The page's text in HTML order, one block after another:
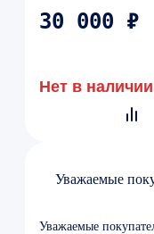
30 000 ₽
Нет в наличии
Уважаемые
Уважаемые